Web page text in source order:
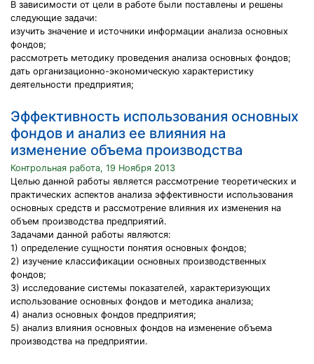
В зависимости от цели в работе были поставлены и решены
следующие задачи:
изучить значение и источники информации анализа основных
фондов;
рассмотреть методику проведения анализа основных фондов;
дать организационно-экономическую характеристику
деятельности предприятия;
Эффективность использования основных
фондов и анализ ее влияния на
изменение объема производства
Контрольная работа, 19 Ноября 2013
Целью данной работы является рассмотрение теоретических и
практических аспектов анализа эффективности использования
основных средств и рассмотрение влияния их изменения на
объем производства предприятий.
Задачами данной работы являются:
1) определение сущности понятия основных фондов;
2) изучение классификации основных производственных
фондов;
3) исследование системы показателей, характеризующих
использование основных фондов и методика анализа;
4) анализ основных фондов предприятия;
5) анализ влияния основных фондов на изменение объема
производства на предприятии.